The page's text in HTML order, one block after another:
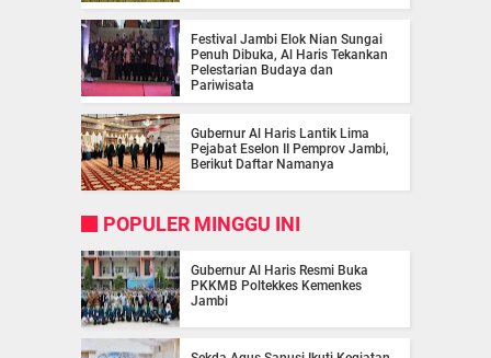
Festival Jambi Elok Nian Sungai
Penuh Dibuka, Al Haris Tekankan
Pelestarian Budaya dan
Pariwisata
Gubernur Al Haris Lantik Lima
Pejabat Eselon II Pemprov Jambi,
Berikut Daftar Namanya
POPULER MINGGU INI
Gubernur Al Haris Resmi Buka
PKKMB Poltekkes Kemenkes
Jambi